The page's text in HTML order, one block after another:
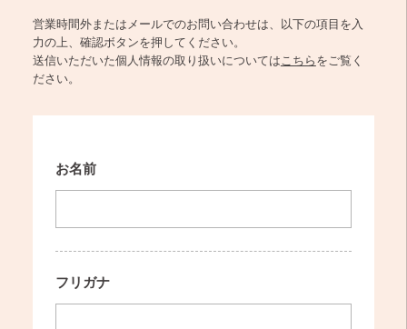
営業時間外またはメールでのお問い合わせは、以下の項目を入
力の上、確認ボタンを押してください。
送信いただいた個人情報の取り扱いについてはこちら をご覧く
ださい。
お名前
フリガナ